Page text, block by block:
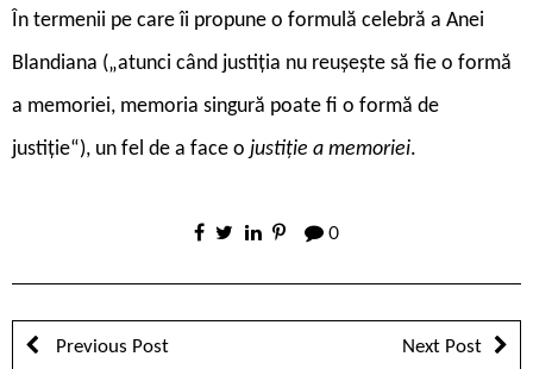
În termenii pe care îi propune o formulă celebră a Anei
Blandiana („atunci când justiţia nu reuşeşte să fie o formă
a memoriei, memoria singură poate fi o formă de
justiţie“), un fel de a face o justiție a memoriei.
0
Previous Post Next Post